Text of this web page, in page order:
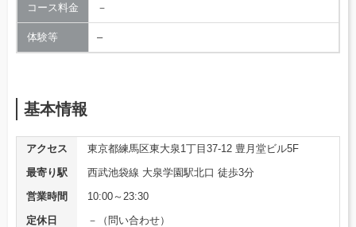
コース料金 －
体験等 –
基本情報
アクセス
東京都練馬区東大泉1丁目37-12 豊月堂ビル5F
最寄り駅
西武池袋線 大泉学園駅北口 徒歩3分
営業時間
10:00～23:30
定休日
－（問い合わせ）